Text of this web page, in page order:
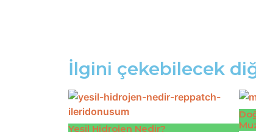
İlgini çekebilecek
Yeşil Hidrojen Nedir?